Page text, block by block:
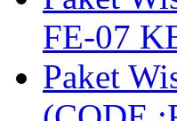
FE-07
Paket